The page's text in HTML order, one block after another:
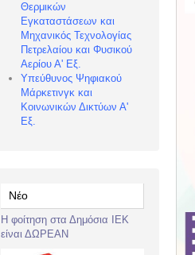
Θερμικών
Εγκαταστάσεων και
Μηχανικός Τεχνολογίας
Πετρελαίου και Φυσικού
Αερίου Α' Εξ.
Υπεύθυνος Ψηφιακού
Μάρκετινγκ και
Κοινωνικών Δικτύων Α'
Εξ.
Νέο
Η φοίτηση στα Δημόσια ΙΕΚ
είναι ΔΩΡΕΑΝ